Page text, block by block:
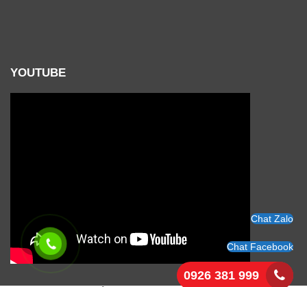
YOUTUBE
Chat Zalo
Chat Facebook
0926 381 999